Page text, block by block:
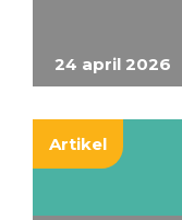
24 april 2026
Artikel